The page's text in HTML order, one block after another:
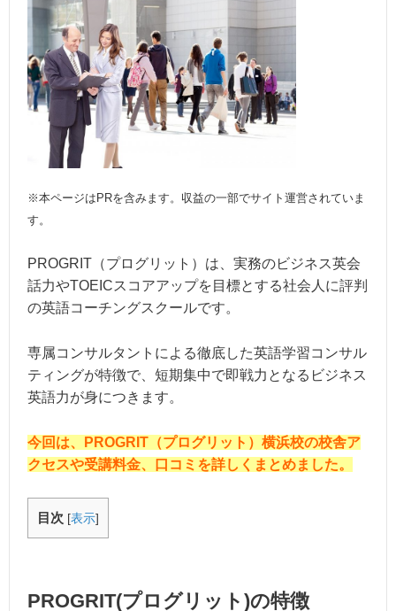
※本ページはPRを含みます。収益の一部でサイト運営されていま
す。
PROGRIT（プログリット）は、実務のビジネス英会
話力やTOEICスコアアップを目標とする社会人に評判
の英語コーチングスクールです。
専属コンサルタントによる徹底した英語学習コンサル
ティングが特徴で、短期集中で即戦力となるビジネス
英語力が身につきます。
今回は、PROGRIT（プログリット）横浜校の校舎ア
クセスや受講料金、口コミを詳しくまとめました。
目次 [表示]
PROGRIT(プログリット)の特徴